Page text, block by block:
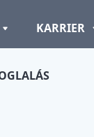
KARRIER